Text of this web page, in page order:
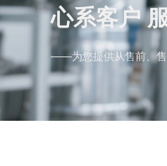
心系客户
——为您提供从售前、售